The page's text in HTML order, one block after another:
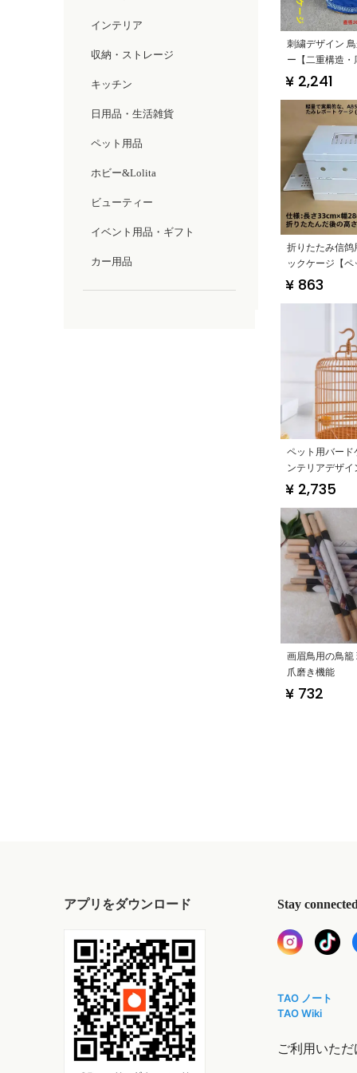
インテリア
収納・ストレージ
キッチン
日用品・生活雑貨
ペット用品
ホビー&Lolita
ビューティー
イベント用品・ギフト
カー用品
刺繍デザイン
ー【二重構造・
性・保温性】
¥ 2,241
折りたたみ信鸽
ックケージ【
ち運び便利・オ
¥ 863
ペット用バード
ンテリアデザイ
用・コンパクト
¥ 2,735
画眉鳥用の鳥籠
爪磨き機能
¥ 732
アプリをダウンロード Stay
TAO ノート
TAO Wiki
ご利用いた